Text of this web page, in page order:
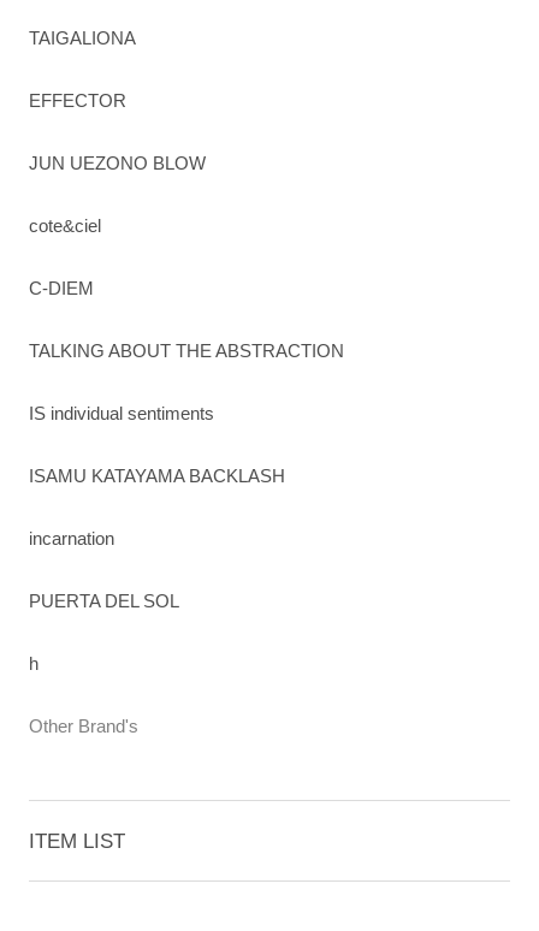
TAIGALIONA
EFFECTOR
JUN UEZONO BLOW
cote&ciel
C-DIEM
TALKING ABOUT THE ABSTRACTION
IS individual sentiments
ISAMU KATAYAMA BACKLASH
incarnation
PUERTA DEL SOL
h
Other Brand's
ITEM LIST